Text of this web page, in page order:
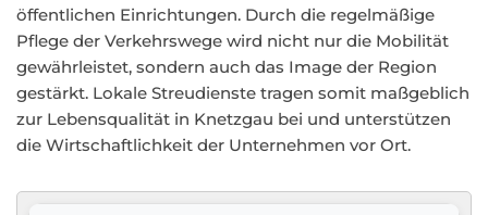
öffentlichen Einrichtungen. Durch die regelmäßige
Pflege der Verkehrswege wird nicht nur die Mobilität
gewährleistet, sondern auch das Image der Region
gestärkt. Lokale Streudienste tragen somit maßgeblich
zur Lebensqualität in Knetzgau bei und unterstützen
die Wirtschaftlichkeit der Unternehmen vor Ort.